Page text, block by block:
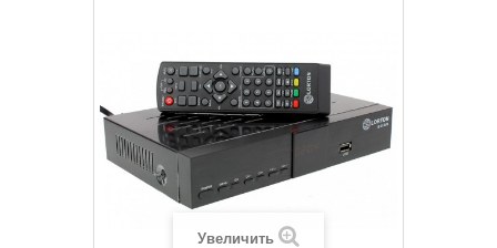
Увеличить